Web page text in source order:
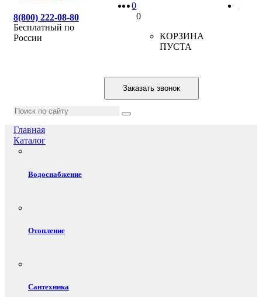
8(800) 222-08-80
Бесплатный по
России
0
0
КОРЗИНА
ПУСТА
Заказать звонок
Главная
Каталог
Водоснабжение
Отопление
Сантехника